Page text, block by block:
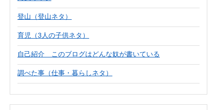
登山（登山ネタ）
育児（3人の子供ネタ）
自己紹介 このブログはどんな奴が書いている
調べた事（仕事・暮らしネタ）